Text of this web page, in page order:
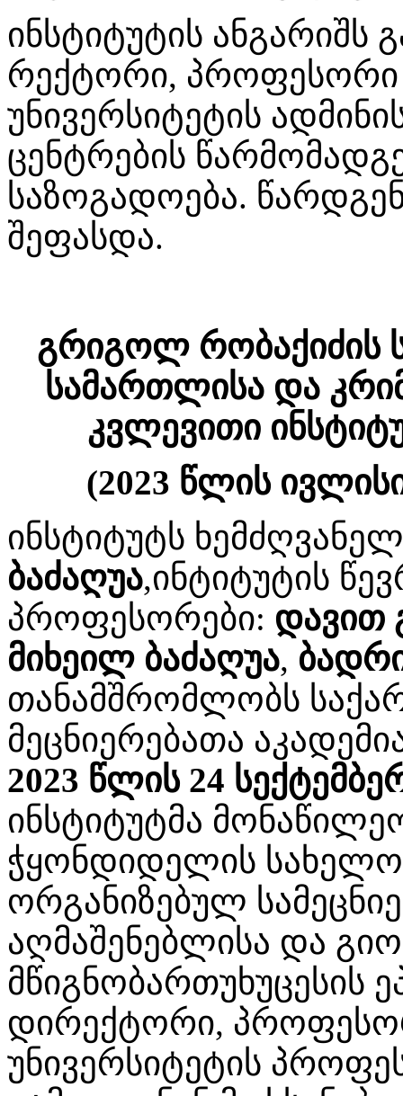
ინსტიტუტის ანგარიშს
რექტორი,
უნივერსიტეტის
ცენტრების
საზოგადოება.
შეფასდა.
გრიგოლ რობაქიძის
სამართლისა და
კვლევითი
(2023 წლის
ინსტიტუტს
ბაძაღუა,ინტიტუტის
პროფესორები: დავით
მიხეილ ბაძაღუა,
თანამშრომლობს
მეცნიერებათა
2023 წლის 24
ინსტიტუტმა
ჭყონდიდელის
ორგანიზებულ
აღმაშენებლისა და
მწიგნობართუხუცესის
დირექტორი,
უნივერსიტეტის